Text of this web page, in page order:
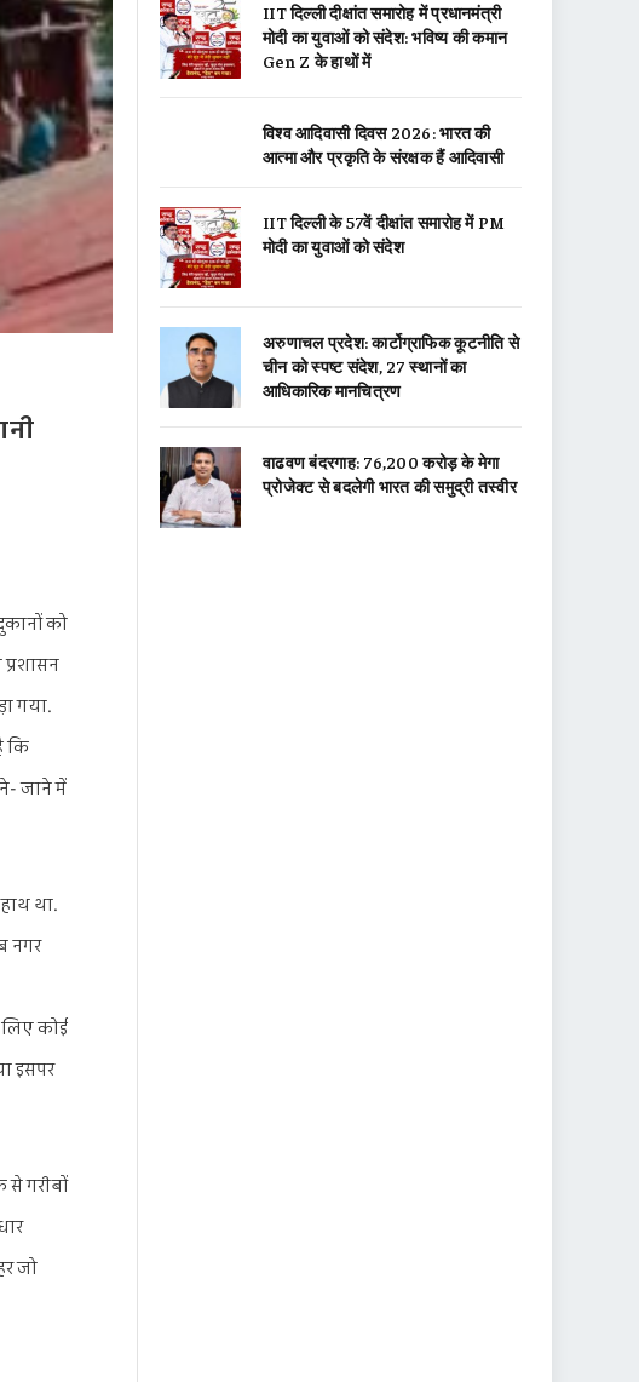
को
गया.
कि
जाने में
था.
नगर
कोई
इसपर
से गरीबों
जो
IIT दिल्ली दीक्षांत समारोह में प्रधानमंत्री
मोदी का युवाओं को संदेश: भविष्य की कमान
Gen Z के हाथों में
विश्व आदिवासी दिवस 2026: भारत की
आत्मा और प्रकृति के संरक्षक हैं आदिवासी
IIT दिल्ली के 57वें दीक्षांत समारोह में PM
मोदी का युवाओं को संदेश
अरुणाचल प्रदेश: कार्टोग्राफिक कूटनीति से
चीन को स्पष्ट संदेश, 27 स्थानों का
आधिकारिक मानचित्रण
वाढवण बंदरगाह: 76,200 करोड़ के मेगा
प्रोजेक्ट से बदलेगी भारत की समुद्री तस्वीर